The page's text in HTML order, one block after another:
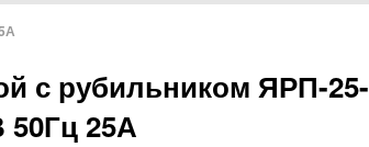
с рубильником ЯРП-25-
50Гц 25А